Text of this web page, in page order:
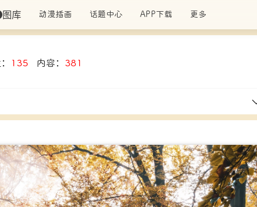
图库 动漫插画 话题中心 APP下载 更多
135 内容： 381